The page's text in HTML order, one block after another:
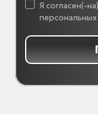
Я согласен(-